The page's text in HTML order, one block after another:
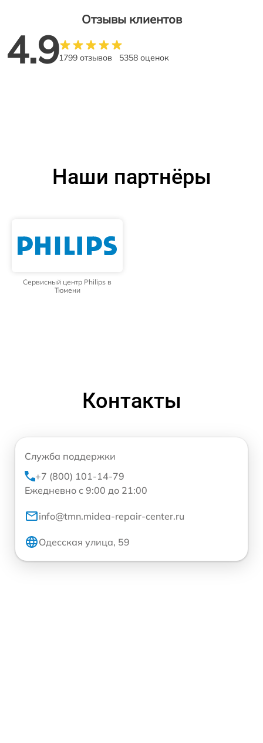
Отзывы клиентов
4.91799 отзывов 5358 оценок
Наши партнёры
Сервисный центр Philips в
Тюмени
Контакты
Служба поддержки
+7 (800) 101-14-79
Ежедневно с 9:00 до 21:00
info@tmn.midea-repair-center.ru
Одесская улица, 59